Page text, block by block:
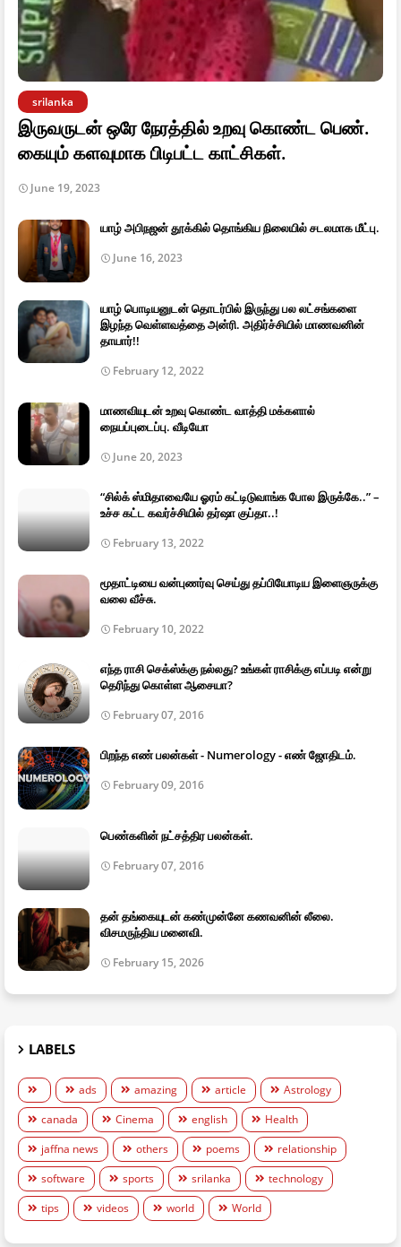
srilanka
இருவருடன் ஒரே நேரத்தில் உறவு கொண்ட பெண்.
கையும் களவுமாக பிடிபட்ட காட்சிகள்.
June 19, 2023
யாழ் அபிநஜன் தூக்கில் தொங்கிய நிலையில் சடலமாக மீட்பு.
June 16, 2023
யாழ் பொடியனுடன் தொடர்பில் இருந்து பல லட்சங்களை
இழந்த வெள்ளவத்தை அன்ரி. அதிர்ச்சியில் மாணவனின்
தாயார்!!
February 12, 2022
மாணவியுடன் உறவு கொண்ட வாத்தி மக்களால்
நையப்புடைப்பு. வீடியோ
June 20, 2023
“சில்க் ஸ்மிதாவையே ஓரம் கட்டிடுவாங்க போல இருக்கே..” –
உச்ச கட்ட கவர்ச்சியில் தர்ஷா குப்தா..!
February 13, 2022
மூதாட்டியை வன்புணர்வு செய்து தப்பியோடிய இளைஞருக்கு
வலை வீச்சு.
February 10, 2022
எந்த ராசி செக்ஸ்க்கு நல்லது? உங்கள் ராசிக்கு எப்படி என்று
தெரிந்து கொள்ள ஆசையா?
February 07, 2016
பிறந்த எண் பலன்கள் - Numerology - எண் ஜோதிடம்.
February 09, 2016
பெண்களின் நட்சத்திர பலன்கள்.
February 07, 2016
தன் தங்கையுடன் கண்முன்னே கணவனின் லீலை.
விசமருந்திய மனைவி.
February 15, 2026
LABELS
ads amazing article
Astrology
canada
Cinema english
Health
jaffna news
others poems
relationship
software
sports srilanka
technology
tips
videos world World